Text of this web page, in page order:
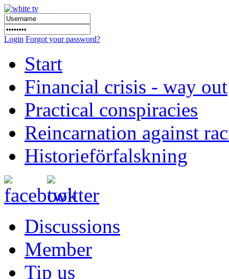
Login Forgot your password?
Start
Financial crisis - way out
Practical conspiracies
Reincarnation against
Historieförfalskning
Discussions
Member
Tip us